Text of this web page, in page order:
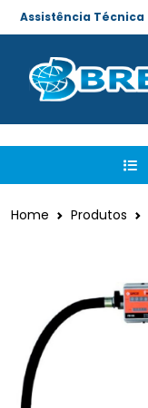
Assistência Técnica
Home Produtos